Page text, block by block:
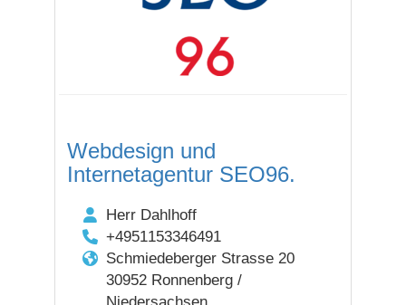
Webdesign und
Internetagentur SEO96.
Herr Dahlhoff
+4951153346491
Schmiedeberger Strasse 20
30952 Ronnenberg /